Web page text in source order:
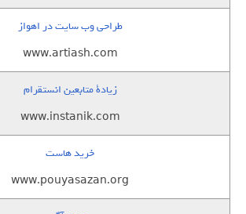
طراحی وب سایت در اهواز
www.artiash.com
زيادة متابعين انستقرام
www.instanik.com
خرید هاست
www.pouyasazan.org